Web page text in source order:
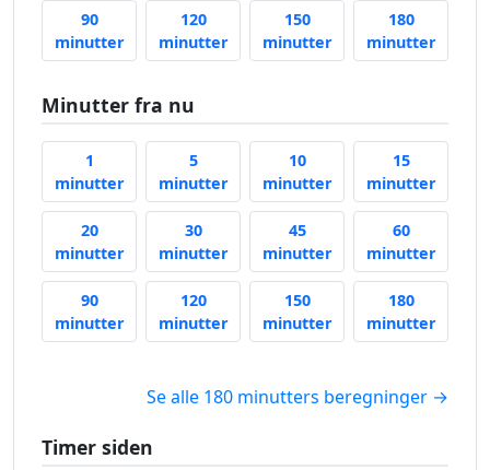
90
minutter90 minutter siden
120
minutter120 minutter siden
150
minutter150 minutter siden
180
minutter180
Minutter fra nu
1
minutter1 minut fra nu
5
minutter5 minutter fra nu
10
minutter10 minutter fra nu
15
minutter15
20
minutter20 minutter fra nu
30
minutter30 minutter fra nu
45
minutter45 minutter fra nu
60
minutter60
90
minutter90 minutter fra nu
120
minutter120 minutter fra nu
150
minutter150 minutter fra nu
180
minutter180
Se alle 180 minutters beregninger →
Timer siden